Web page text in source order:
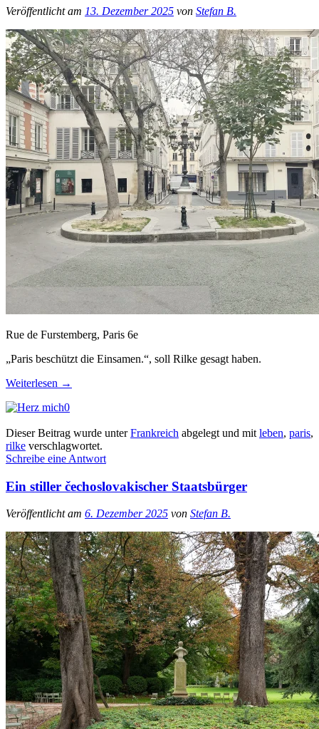
Veröffentlicht am 13. Dezember 2025 von Stefan B.
Rue de Furstemberg, Paris 6e
„Paris beschützt die Einsamen.“, soll Rilke gesagt haben.
Weiterlesen →
0
Dieser Beitrag wurde unterFrankreich abgelegt und mit leben, paris,
rilke verschlagwortet.
Schreibe eine Antwort
Ein stiller čechoslovakischer Staatsbürger
Veröffentlicht am 6. Dezember 2025 von Stefan B.